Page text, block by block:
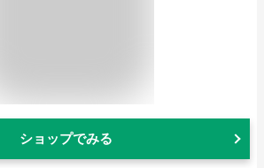
ショップでみる